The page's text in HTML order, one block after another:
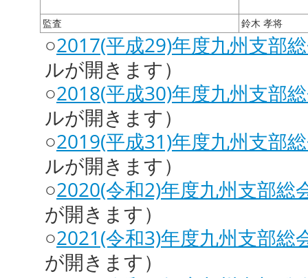
監査 鈴木 孝将
○2017(平成29)年度九州支部
ルが開きます）
○2018(平成30)年度九州支部
ルが開きます）
○2019(平成31)年度九州支部
ルが開きます）
○2020(令和2)年度九州支部総
が開きます）
○2021(令和3)年度九州支部総
が開きます）